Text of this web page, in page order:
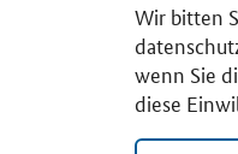
Wir bitten
wenn Sie
diese